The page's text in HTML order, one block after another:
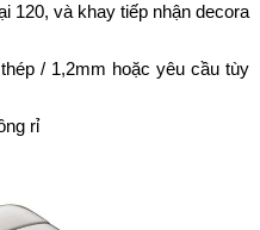
120, và khay tiếp nhận decora
/ 1,2mm hoặc yêu cầu tùy
rỉ